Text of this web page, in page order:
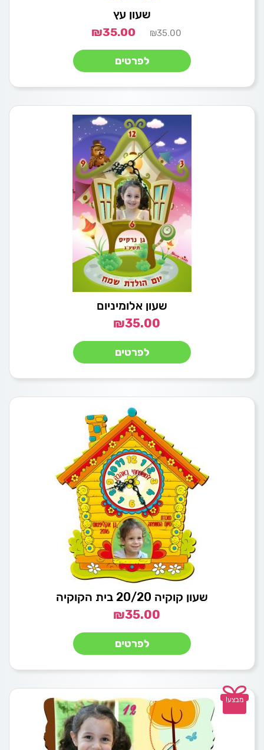
שעון עץ
₪35.00
₪35.00
לפרטים
שעון אלומיניום
₪35.00
לפרטים
שעון קוקיה 20/20 בית הקוקיה
₪35.00
לפרטים
מבצע!